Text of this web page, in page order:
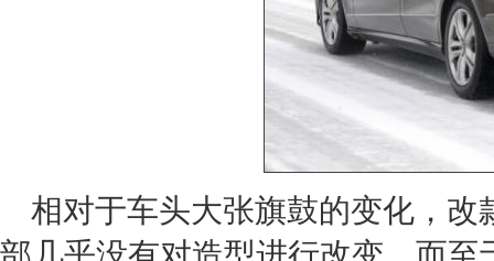
相对于车头大张旗鼓的变化，改